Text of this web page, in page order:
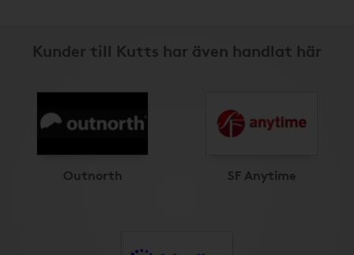
Kunder till Kutts har även handlat här
Outnorth SF Anytime